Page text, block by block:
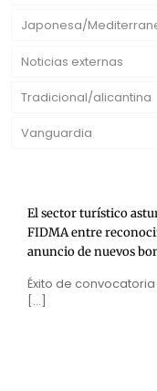
Japonesa/
Noticias externas
Tradicional/alicantina
Vanguardia
El sector turístico
FIDMA entre
anuncio de nuevos
Éxito de
[…]